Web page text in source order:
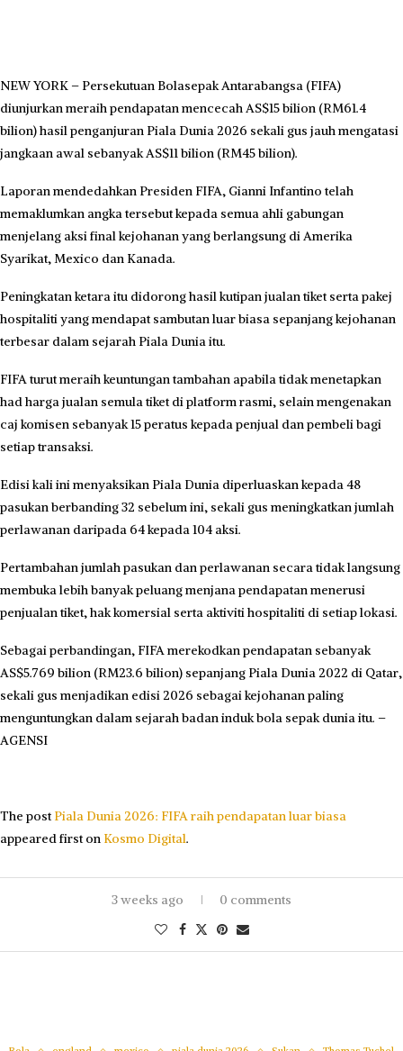
NEW YORK – Persekutuan Bolasepak Antarabangsa (FIFA)
diunjurkan meraih pendapatan mencecah AS$15 bilion (RM61.4
bilion) hasil penganjuran Piala Dunia 2026 sekali gus jauh mengatasi
jangkaan awal sebanyak AS$11 bilion (RM45 bilion).
Laporan mendedahkan Presiden FIFA, Gianni Infantino telah
memaklumkan angka tersebut kepada semua ahli gabungan
menjelang aksi final kejohanan yang berlangsung di Amerika
Syarikat, Mexico dan Kanada.
Peningkatan ketara itu didorong hasil kutipan jualan tiket serta pakej
hospitaliti yang mendapat sambutan luar biasa sepanjang kejohanan
terbesar dalam sejarah Piala Dunia itu.
FIFA turut meraih keuntungan tambahan apabila tidak menetapkan
had harga jualan semula tiket di platform rasmi, selain mengenakan
caj komisen sebanyak 15 peratus kepada penjual dan pembeli bagi
setiap transaksi.
Edisi kali ini menyaksikan Piala Dunia diperluaskan kepada 48
pasukan berbanding 32 sebelum ini, sekali gus meningkatkan jumlah
perlawanan daripada 64 kepada 104 aksi.
Pertambahan jumlah pasukan dan perlawanan secara tidak langsung
membuka lebih banyak peluang menjana pendapatan menerusi
penjualan tiket, hak komersial serta aktiviti hospitaliti di setiap lokasi.
Sebagai perbandingan, FIFA merekodkan pendapatan sebanyak
AS$5.769 bilion (RM23.6 bilion) sepanjang Piala Dunia 2022 di Qatar,
sekali gus menjadikan edisi 2026 sebagai kejohanan paling
menguntungkan dalam sejarah badan induk bola sepak dunia itu. –
AGENSI
The postPiala Dunia 2026: FIFA raih pendapatan luar biasa
appeared first on Kosmo Digital.
3 weeks ago 0 comments